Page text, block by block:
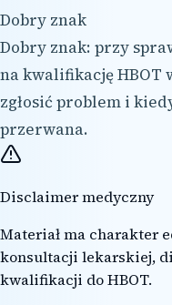
Dobry znak
Dobry znak: przy
na kwalifikację HBOT
zgłosić problem i
przerwana.
Disclaimer medyczny
Materiał ma charakter
konsultacji lekarskiej,
kwalifikacji do HBOT.